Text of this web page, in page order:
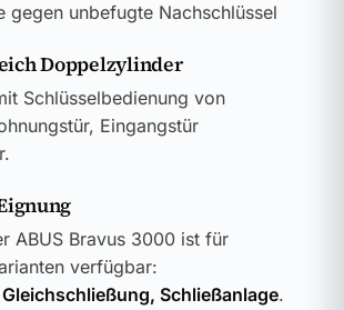
gegen unbefugte Nachschlüssel
Doppelzylinder
Schlüsselbedienung von
Eingangstür
ABUS Bravus 3000 ist für
verfügbar:
Schließanlage.